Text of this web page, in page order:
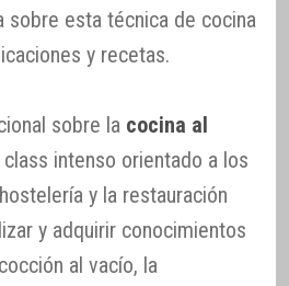
sobre esta técnica de cocina
y recetas.
sobre la cocina al
intenso orientado a los
y la restauración
y adquirir conocimientos
al vacío, la